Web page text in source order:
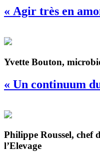
« Agir très en
Yvette Bouton,
« Un continuum
Philippe Roussel, chef
l’Elevage